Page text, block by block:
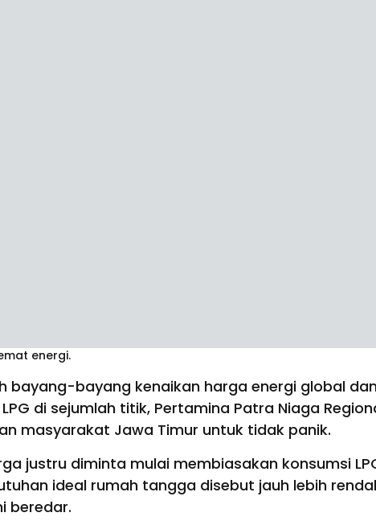
energi.
bayang-bayang kenaikan harga energi global dan
di sejumlah titik, Pertamina Patra Niaga
masyarakat Jawa Timur untuk tidak panik.
justru diminta mulai membiasakan konsumsi
ideal rumah tangga disebut jauh lebih
beredar.